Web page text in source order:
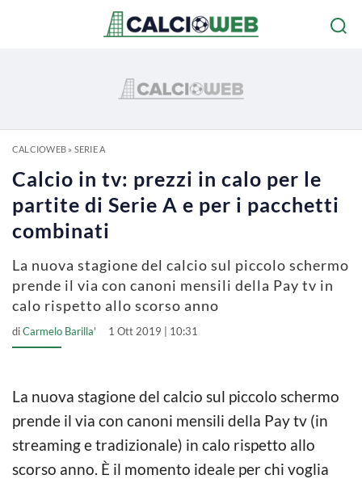
CALCIOWEB» SERIE A
Calcio in tv: prezzi in calo per le
partite di Serie A e per i pacchetti
combinati
La nuova stagione del calcio sul piccolo schermo
prende il via con canoni mensili della Pay tv in
calo rispetto allo scorso anno
diCarmelo Barilla' 1 Ott 2019 | 10:31
La nuova stagione del calcio sul piccolo schermo
prende il via con canoni mensili della Pay tv (in
streaming e tradizionale) in calo rispetto allo
scorso anno. È il momento ideale per chi voglia